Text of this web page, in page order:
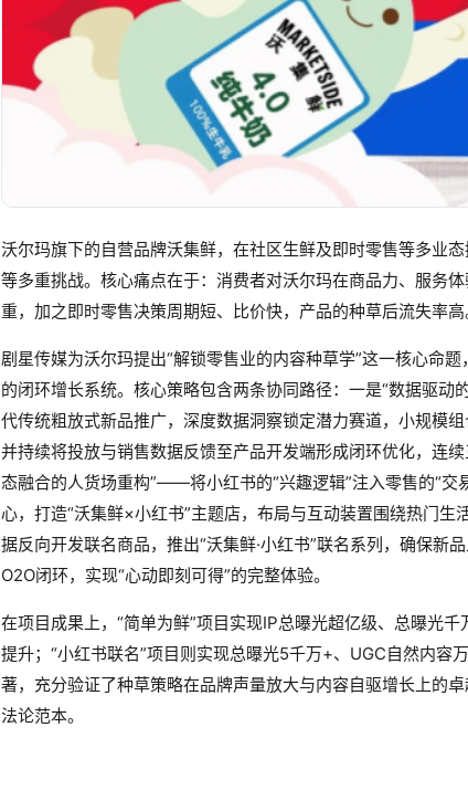
沃尔玛旗下的自营品牌沃集鲜，在社区生鲜及即时零售等多业
等多重挑战。核心痛点在于：消费者对沃尔玛在商品力、服务
重，加之即时零售决策周期短、比价快，产品的种草后流失率高
剧星传媒为沃尔玛提出“解锁零售业的内容种草学”这一核心命
的闭环增长系统。核心策略包含两条协同路径：一是“数据驱
代传统粗放式新品推广，深度数据洞察锁定潜力赛道，小规模
并持续将投放与销售数据反馈至产品开发端形成闭环优化，连
态融合的人货场重构”——将小红书的“兴趣逻辑”注入零售的“
心，打造“沃集鲜×小红书”主题店，布局与互动装置围绕热门
据反向开发联名商品，推出“沃集鲜·小红书”联名系列，确保
O2O闭环，实现“心动即刻可得”的完整体验。
在项目成果上，“简单为鲜”项目实现IP总曝光超亿级、总曝光
提升；“小红书联名”项目则实现总曝光5千万+、UGC自然内容
著，充分验证了种草策略在品牌声量放大与内容自驱增长上的
法论范本。